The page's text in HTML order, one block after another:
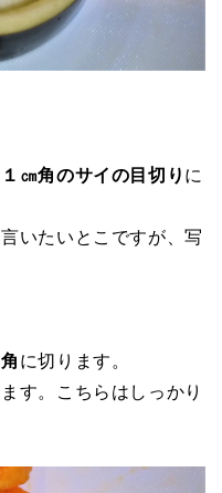
１㎝角のサイの目切り に
いたいとこですが、写
に切ります。
す。こちらはしっかり